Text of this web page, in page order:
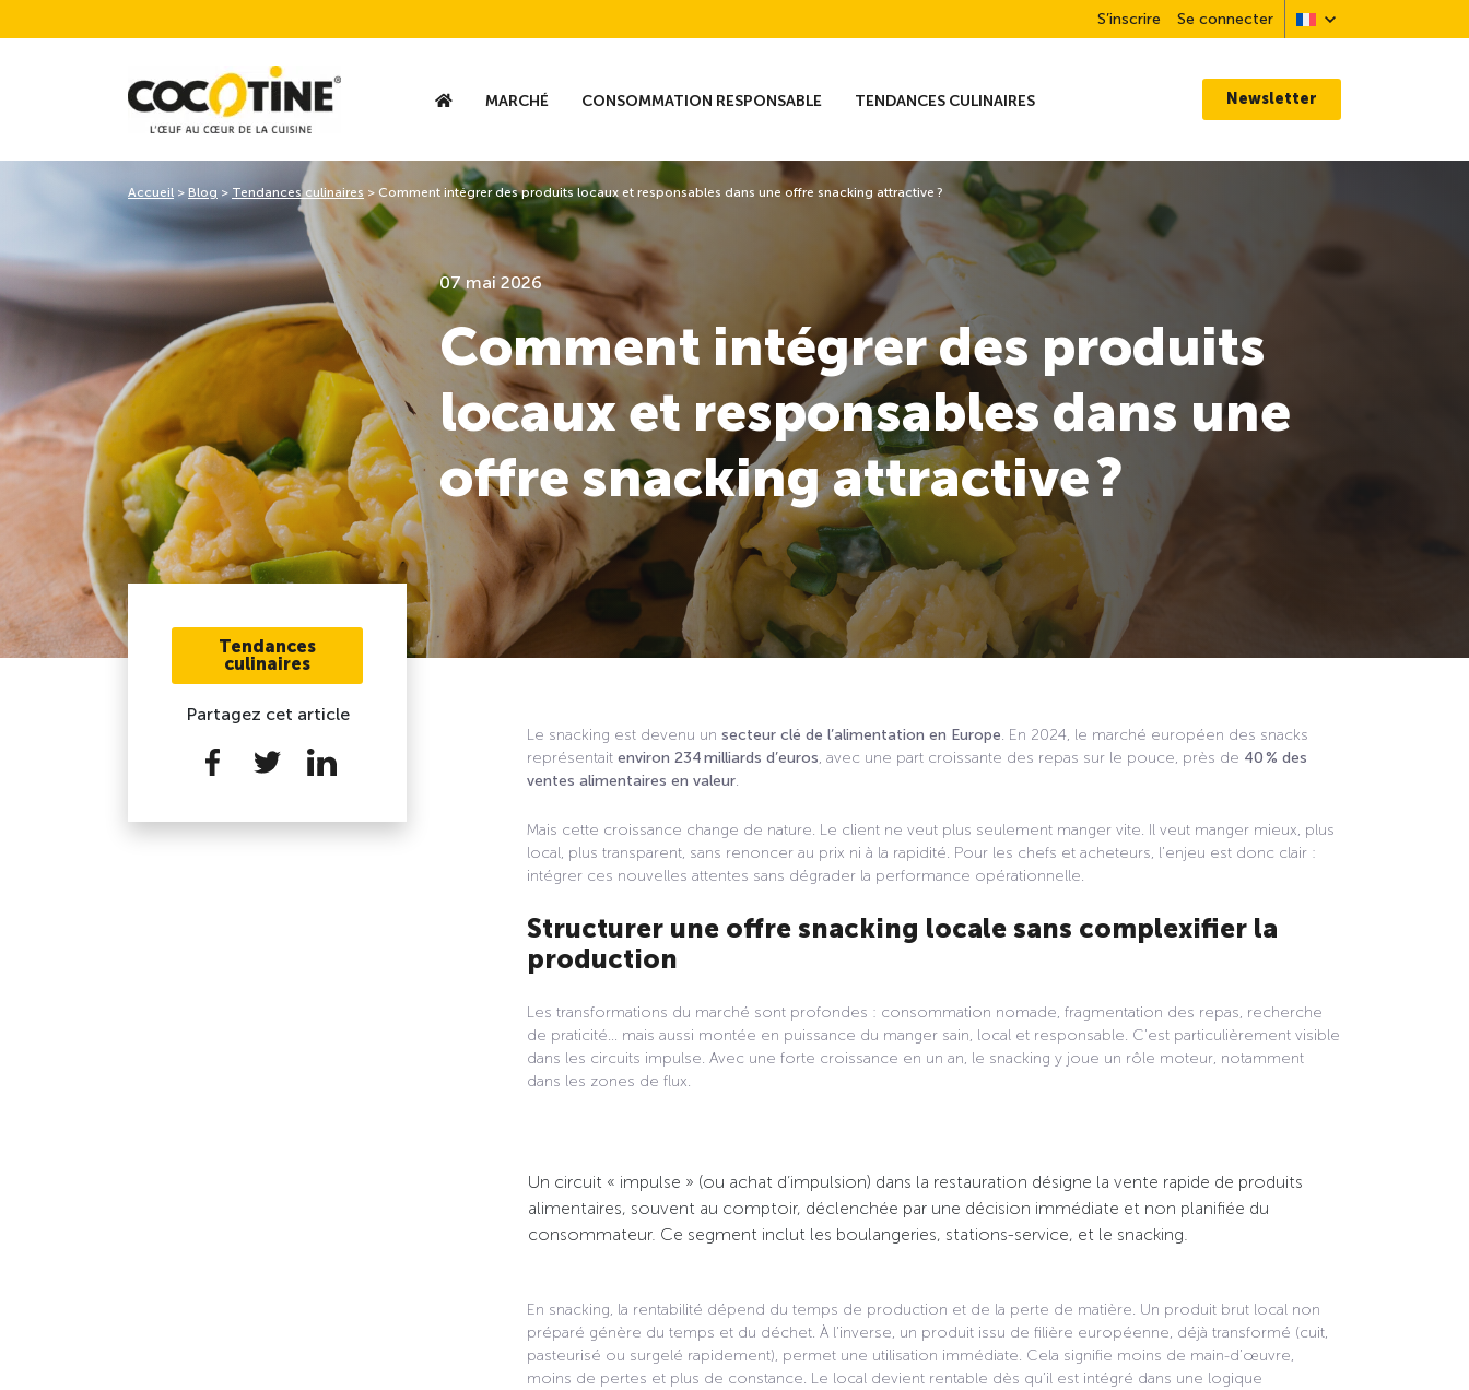
S’inscrire Se connecter
MARCHÉ CONSOMMATION RESPONSABLE TENDANCES CULINAIRES Newsletter
07 mai 2026
Comment intégrer des produits
locaux et responsables dans une
offre snacking attractive ?
Accueil > Blog > Tendances culinaires > Comment intégrer des produits locaux et responsables dans une offre snacking attractive ?
Tendances
culinaires
Partagez cet article
Le snacking est devenu un secteur clé de l’alimentation en Europe. En 2024, le marché européen des snacks
représentait environ 234 milliards d’euros, avec une part croissante des repas sur le pouce, près de 40 % des
ventes alimentaires en valeur.
Mais cette croissance change de nature. Le client ne veut plus seulement manger vite. Il veut manger mieux, plus
local, plus transparent, sans renoncer au prix ni à la rapidité. Pour les chefs et acheteurs, l’enjeu est donc clair :
intégrer ces nouvelles attentes sans dégrader la performance opérationnelle.
Structurer une offre snacking locale sans complexifier la
production
Les transformations du marché sont profondes : consommation nomade, fragmentation des repas, recherche
de praticité… mais aussi montée en puissance du manger sain, local et responsable. C’est particulièrement visible
dans les circuits impulse. Avec une forte croissance en un an, le snacking y joue un rôle moteur, notamment
dans les zones de flux.
Un circuit « impulse » (ou achat d’impulsion) dans la restauration désigne la vente rapide de produits
alimentaires, souvent au comptoir, déclenchée par une décision immédiate et non planifiée du
consommateur. Ce segment inclut les boulangeries, stations-service, et le snacking.
En snacking, la rentabilité dépend du temps de production et de la perte de matière. Un produit brut local non
préparé génère du temps et du déchet. À l’inverse, un produit issu de filière européenne, déjà transformé (cuit,
pasteurisé ou surgelé rapidement), permet une utilisation immédiate. Cela signifie moins de main-d’œuvre,
moins de pertes et plus de constance. Le local devient rentable dès qu’il est intégré dans une logique